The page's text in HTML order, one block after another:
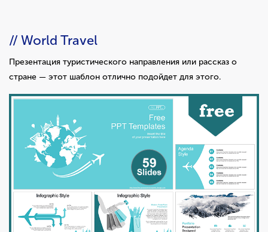
// World Travel
Презентация туристического направления или рассказ о
стране — этот шаблон отлично подойдет для этого.